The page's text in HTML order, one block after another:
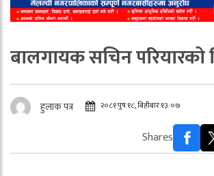
बालगायक सचिन परियारको
हुलाक पत्र २०८१ पुष १८, बिहीबार १३:०७
Shares